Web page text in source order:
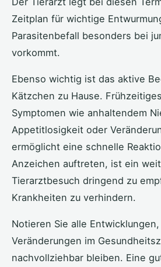
Zeitplan für wichtige
Parasitenbefall besonders bei
vorkommt.
Ebenso wichtig ist das aktive
Kätzchen zu Hause.
Symptomen wie anhaltendem
Appetitlosigkeit oder
ermöglicht eine schnelle
Anzeichen auftreten, ist ein
Tierarztbesuch dringend zu
Krankheiten zu verhindern.
Notieren Sie alle
Veränderungen im
nachvollziehbar bleiben. Eine